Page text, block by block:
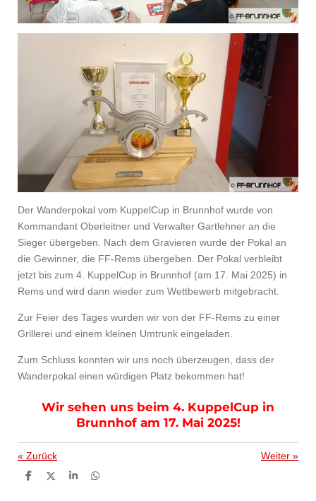
Der Wanderpokal vom KuppelCup in Brunnhof wurde von
Kommandant Oberleitner und Verwalter Gartlehner an die
Sieger übergeben. Nach dem Gravieren wurde der Pokal an
die Gewinner, die FF-Rems übergeben. Der Pokal verbleibt
jetzt bis zum 4. KuppelCup in Brunnhof (am 17. Mai 2025) in
Rems und wird dann wieder zum Wettbewerb mitgebracht.
Zur Feier des Tages wurden wir von der FF-Rems zu einer
Grillerei und einem kleinen Umtrunk eingeladen.
Zum Schluss konnten wir uns noch überzeugen, dass der
Wanderpokal einen würdigen Platz bekommen hat!
Wir sehen uns beim 4. KuppelCup in
Brunnhof am 17. Mai 2025!
« Zurück Weiter »
T
T
T
T